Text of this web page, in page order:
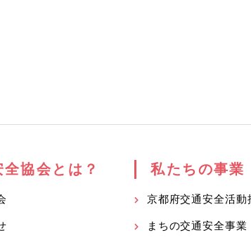
協会とは？ 私たちの事業
京都府交通安全活動
まちの交通安全事業